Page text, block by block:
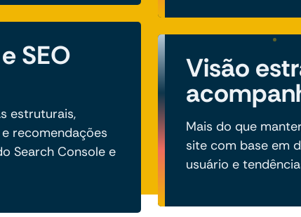
SEO
estruturais,
recomendações
Search Console e
Visão
Mais do que
site com base em
usuário e